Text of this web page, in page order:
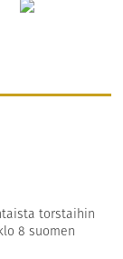
torstaihin
8 suomen